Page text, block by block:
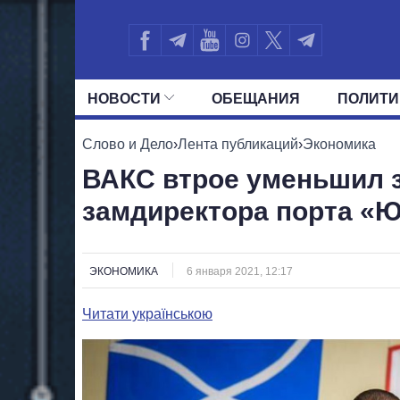
НОВОСТИ ОБЕЩАНИЯ
ВСЕ ПОЛИТИКИ ПРЕЗИДЕНТ И
Слово и Дело›Лента публикаций›Экономика
ВАКС втрое уменьшил
замдиректора порта
ЭКОНОМИКА 6 января 2021, 12:17
Читати українською